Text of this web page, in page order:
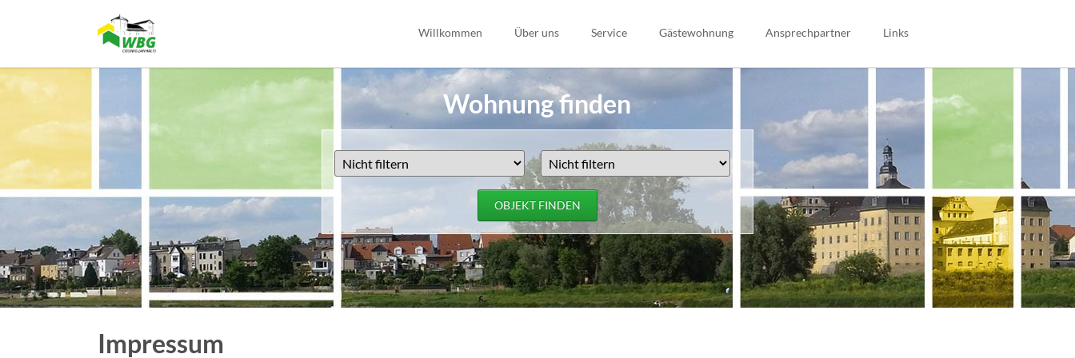
Willkommen Über uns Service
Öffnungszeiten
Gästewohnung Ansprechpartner Links
Wohnung finden
OBJEKT FINDEN
Impressum